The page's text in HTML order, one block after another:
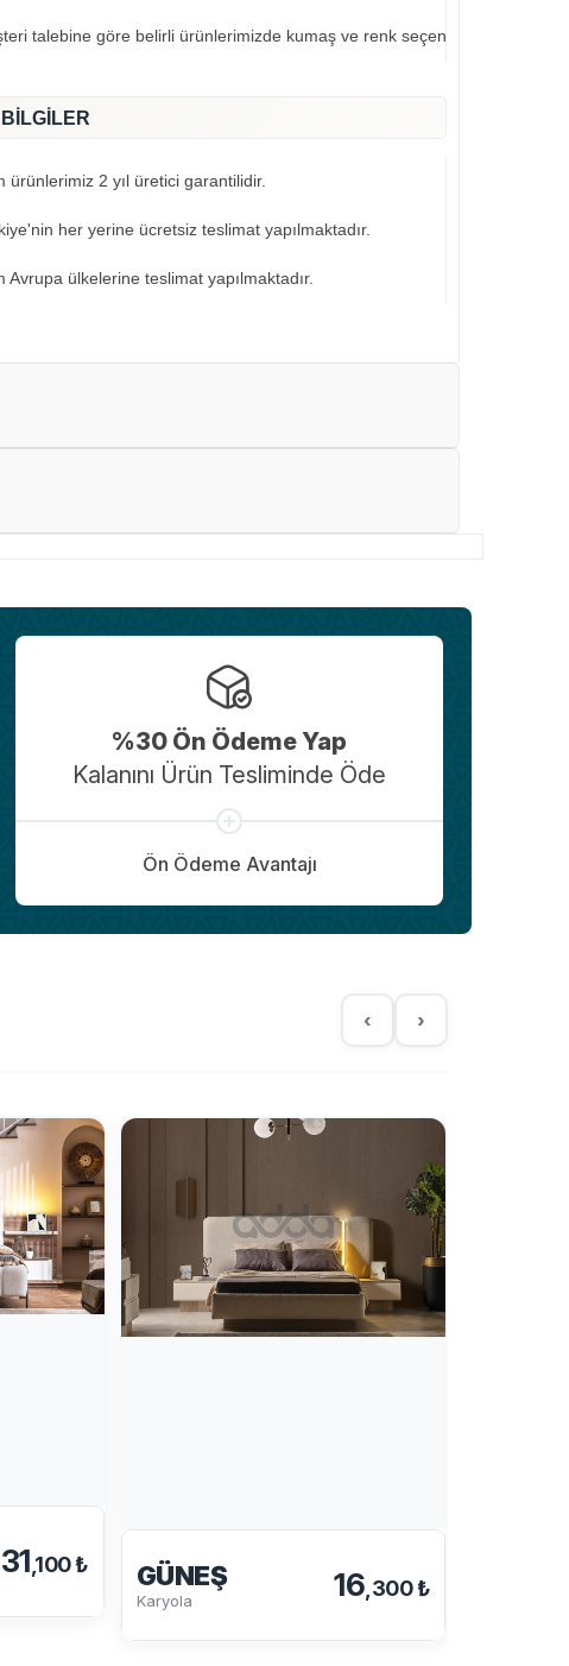
talebine göre belirli ürünlerimizde kumaş ve renk seçeneklerimiz
ürünlerimiz 2 yıl üretici garantilidir.
her yerine ücretsiz teslimat yapılmaktadır.
Avrupa ülkelerine teslimat yapılmaktadır.
%30 Ön Ödeme Yap
Kalanını Ürün Tesliminde Öde
Ön Ödeme Avantajı
‹ ›
31,100 ₺ GÜNEŞ
Karyola 16,300 ₺